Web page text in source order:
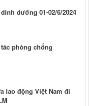
dưỡng 01-02/6/2024
phòng chống
lao động Việt Nam đi